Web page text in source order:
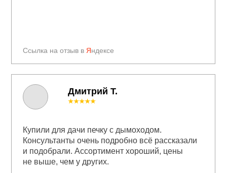
Ссылка на отзыв в Яндексе
★★★★★
Купили для дачи печку с дымоходом.
Консультанты очень подробно всё рассказали
и подобрали. Ассортимент хороший, цены
не выше, чем у других.
Дмитрий Т.